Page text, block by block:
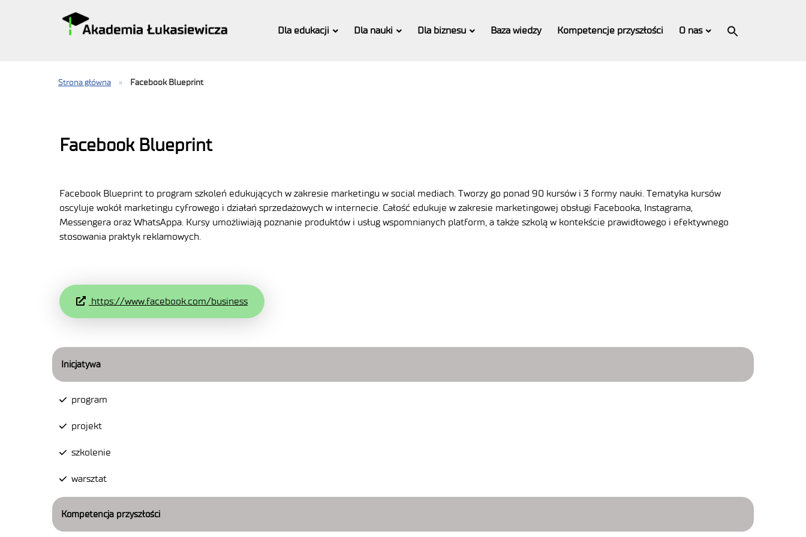
Dla edukacji Dla nauki Dla biznesu Baza wiedzy Kompetencje przyszłości O nas
Strona główna » Facebook Blueprint
Facebook Blueprint
Facebook Blueprint to program szkoleń edukujących w zakresie marketingu w social mediach. Tworzy go ponad 90 kursów i 3 formy nauki. Tematyka kursów
oscyluje wokół marketingu cyfrowego i działań sprzedażowych w internecie. Całość edukuje w zakresie marketingowej obsługi Facebooka, Instagrama,
Messengera oraz WhatsAppa. Kursy umożliwiają poznanie produktów i usług wspomnianych platform, a także szkolą w kontekście prawidłowego i efektywnego
stosowania praktyk reklamowych.
https://www.facebook.com/business
Inicjatywa
program
projekt
szkolenie
warsztat
Kompetencja przyszłości